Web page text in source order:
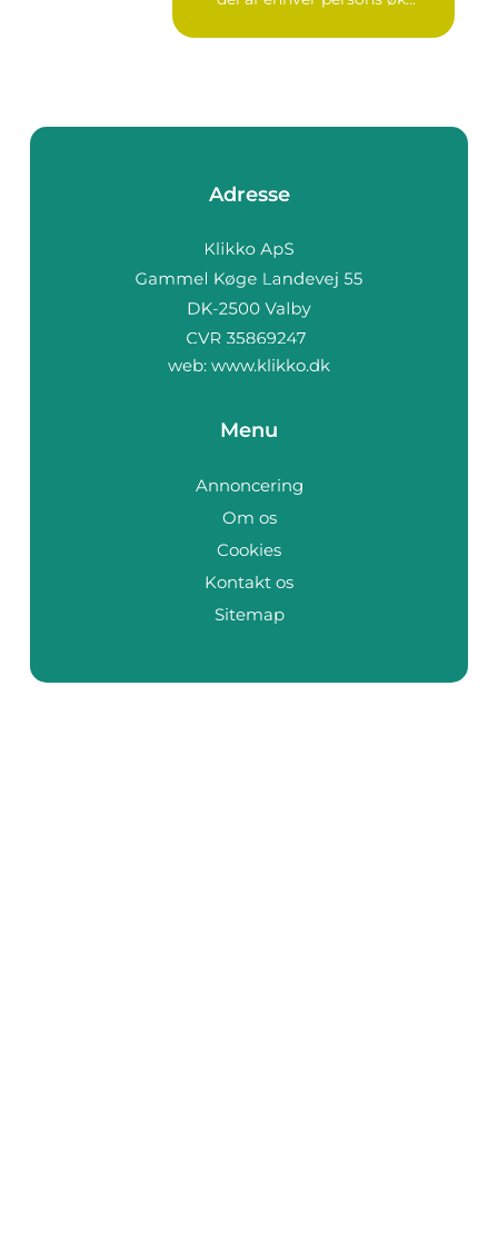
Adresse
web: www.klikko.dk
Menu
Annoncering
Om os
Cookies
Kontakt os
Sitemap